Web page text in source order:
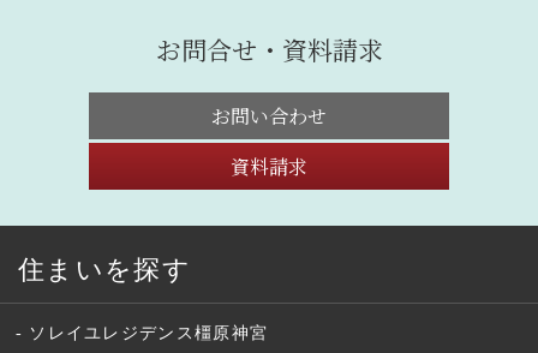
お問合せ・資料請求
お問い合わせ
資料請求
住まいを探す
ソレイユレジデンス橿原神宮